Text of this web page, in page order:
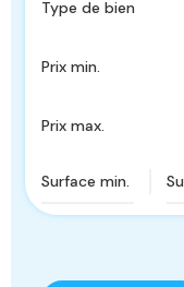
Type de bien
Prix min.
Prix max.